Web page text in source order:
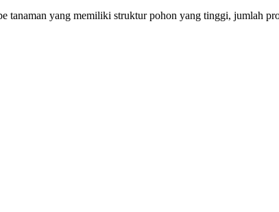
tanaman yang memiliki struktur pohon yang tinggi, jumlah